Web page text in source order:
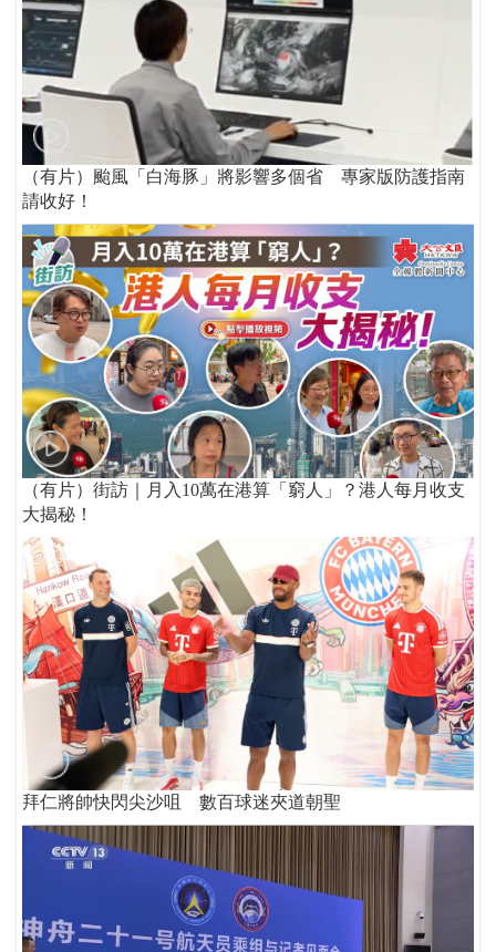
（有片）颱風「白海豚」將影響多個省 專家版防護指南
請收好！
（有片）街訪｜月入10萬在港算「窮人」？港人每月收支
大揭秘！
拜仁將帥快閃尖沙咀 數百球迷夾道朝聖